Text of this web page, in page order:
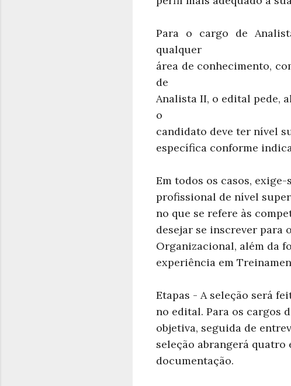
Para o cargo de
qualquer
área de conhecimento,
de
Analista II, o edital pede,
o
candidato deve ter nível
específica conforme
Em todos os casos,
profissional de nível
no que se refere às
desejar se inscrever para
Organizacional, além da
experiência em
Etapas - A seleção será
no edital. Para os cargos
objetiva, seguida de
seleção abrangerá quatro
documentação.